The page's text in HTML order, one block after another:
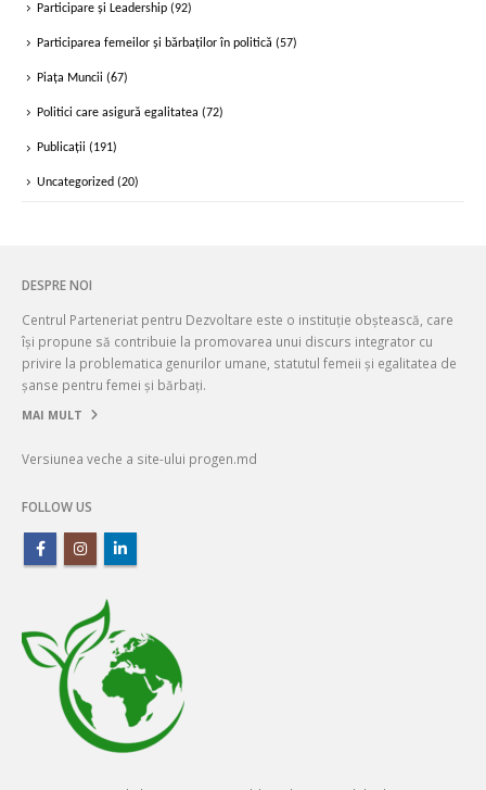
Participare și Leadership (92)
Participarea femeilor și bărbaților în politică (57)
Piața Muncii (67)
Politici care asigură egalitatea (72)
Publicații (191)
Uncategorized (20)
DESPRE NOI
Centrul Parteneriat pentru Dezvoltare este o instituție obștească, care
își propune să contribuie la promovarea unui discurs integrator cu
privire la problematica genurilor umane, statutul femeii și egalitatea de
șanse pentru femei și bărbați.
MAI MULT
Versiunea veche a site-ului progen.md
FOLLOW US